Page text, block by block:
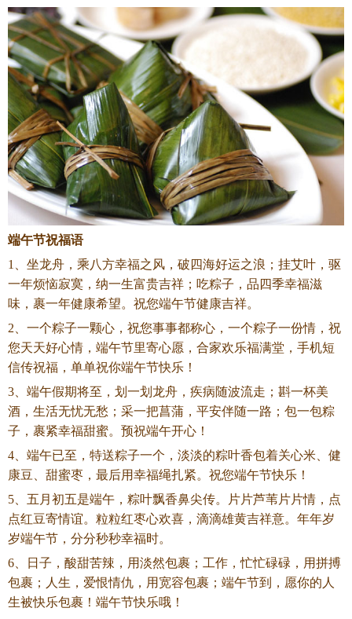
端午节祝福语
1、坐龙舟，乘八方幸福之风，破四海好运之浪；挂艾叶，驱
一年烦恼寂寞，纳一生富贵吉祥；吃粽子，品四季幸福滋
味，裹一年健康希望。祝您端午节健康吉祥。
2、一个粽子一颗心，祝您事事都称心，一个粽子一份情，祝
您天天好心情，端午节里寄心愿，合家欢乐福满堂，手机短
信传祝福，单单祝你端午节快乐！
3、端午假期将至，划一划龙舟，疾病随波流走；斟一杯美
酒，生活无忧无愁；采一把菖蒲，平安伴随一路；包一包粽
子，裹紧幸福甜蜜。预祝端午开心！
4、端午已至，特送粽子一个，淡淡的粽叶香包着关心米、健
康豆、甜蜜枣，最后用幸福绳扎紧。祝您端午节快乐！
5、五月初五是端午，粽叶飘香鼻尖传。片片芦苇片片情，点
点红豆寄情谊。粒粒红枣心欢喜，滴滴雄黄吉祥意。年年岁
岁端午节，分分秒秒幸福时。
6、日子，酸甜苦辣，用淡然包裹；工作，忙忙碌碌，用拼搏
包裹；人生，爱恨情仇，用宽容包裹；端午节到，愿你的人
生被快乐包裹！端午节快乐哦！